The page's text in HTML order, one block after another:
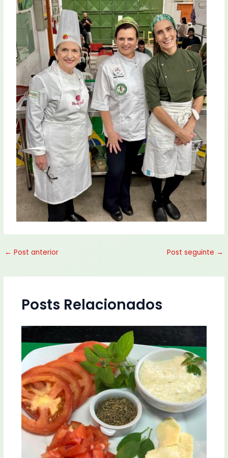
← Post anterior Post seguinte →
Posts Relacionados